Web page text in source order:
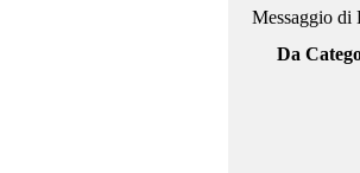
Messaggio di
Da